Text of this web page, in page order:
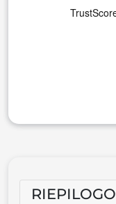
RIEPILOGO